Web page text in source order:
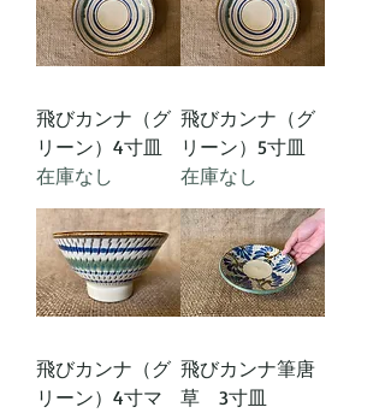
飛びカンナ（グ
リーン）4寸皿
在庫なし
飛びカンナ（グ
リーン）5寸皿
在庫なし
飛びカンナ（グ
リーン）4寸マ
飛びカンナ筆唐
草 3寸皿